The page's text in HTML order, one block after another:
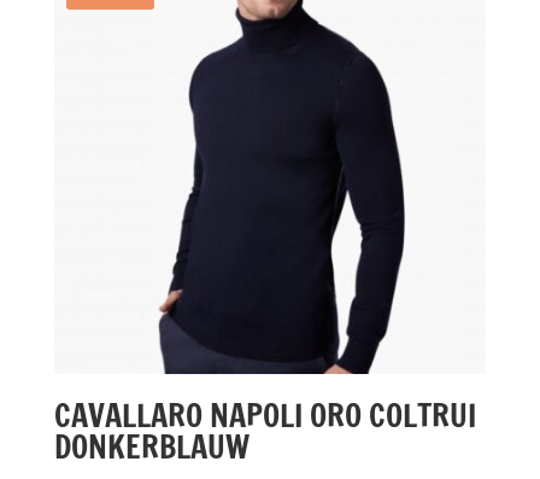
CAVALLARO NAPOLI ORO COLTRUI
DONKERBLAUW